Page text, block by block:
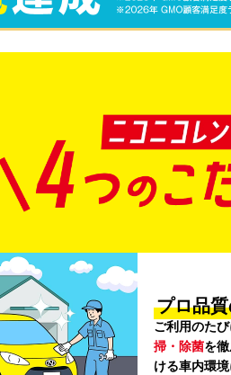
プロ品
ご利用のた
掃・除菌を
ける車内環